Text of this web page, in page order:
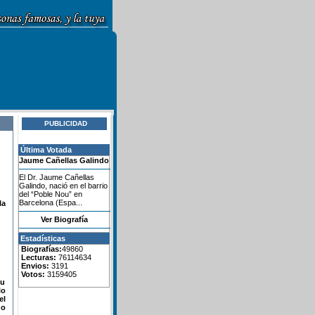
PUBLICIDAD
Última Votada
Jaume Cañellas Galindo
El Dr. Jaume Cañellas
Galindo, nació en el barrio
del “Poble Nou” en
Barcelona (Espa...
Ver Biografía
Estadísticas
Biografías:49860
Lecturas: 76114634
Envios: 3191
Votos: 3159405